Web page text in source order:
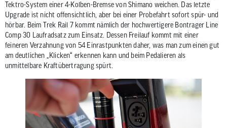
Tektro-System einer 4-Kolben-Bremse von Shimano weichen. Das letzte
Upgrade ist nicht offensichtlich, aber bei einer Probefahrt sofort spür- und
hörbar. Beim Trek Rail 7 kommt nämlich der hochwertigere Bontrager Line
Comp 30 Laufradsatz zum Einsatz. Dessen Freilauf kommt mit einer
feineren Verzahnung von 54 Einrastpunkten daher, was man zum einen gut
am deutlichen „Klicken“ erkennen kann und beim Pedalieren als
unmittelbare Kraftübertragung spürt.